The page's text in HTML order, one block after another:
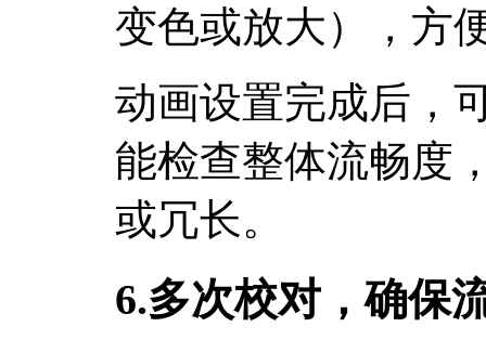
变色或放大），方
动画设置完成后，
能检查整体流畅度
或冗长。
6.多次校对，确保